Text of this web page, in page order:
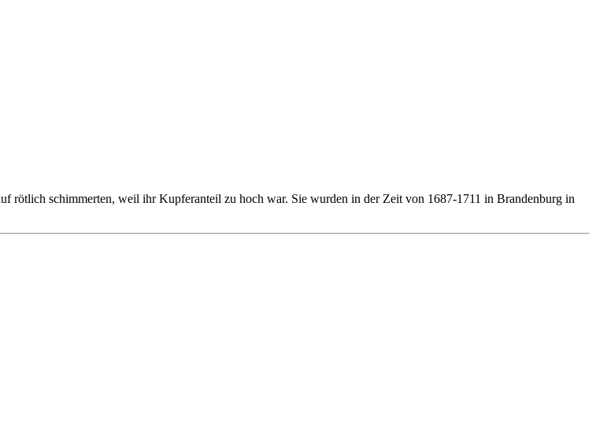
rötlich schimmerten, weil ihr Kupferanteil zu hoch war. Sie wurden in der Zeit von 1687-1711 in Brandenburg in